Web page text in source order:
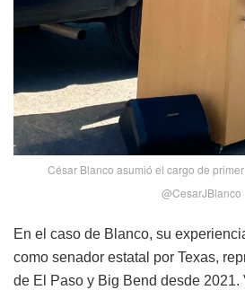
César Blanco asumió el cargo de
@CesarJBlanco
En el caso de Blanco, su
como senador estatal por Texas,
de El Paso y Big Bend desde 2021.